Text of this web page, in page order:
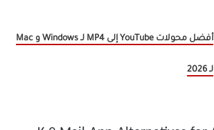
أفضل محولات YouTube إلى MP4 لـ Windows و Mac
لـ 2026